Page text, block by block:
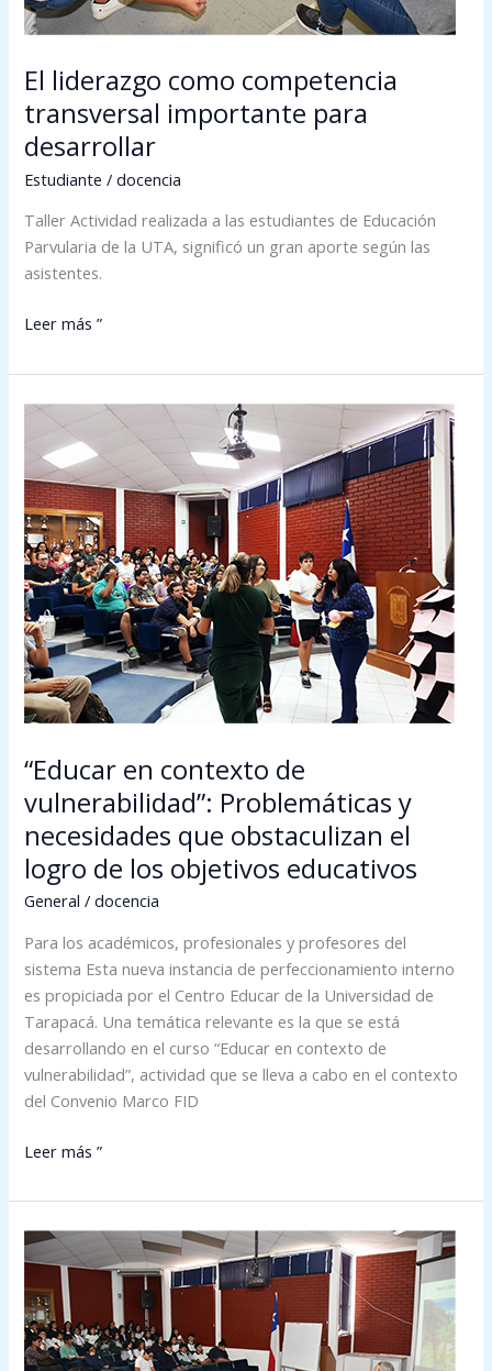
El liderazgo como competencia
transversal importante para
desarrollar
Estudiante /docencia
Taller Actividad realizada a las estudiantes de Educación
Parvularia de la UTA, significó un gran aporte según las
asistentes.
Leer más ”
“Educar en contexto de
vulnerabilidad”: Problemáticas y
necesidades que obstaculizan el
logro de los objetivos educativos
General /docencia
Para los académicos, profesionales y profesores del
sistema Esta nueva instancia de perfeccionamiento interno
es propiciada por el Centro Educar de la Universidad de
Tarapacá. Una temática relevante es la que se está
desarrollando en el curso “Educar en contexto de
vulnerabilidad”, actividad que se lleva a cabo en el contexto
del Convenio Marco FID
“Educar
contexto
de
vulnerabilidad”:
Problemáticas
y
necesidades
que
obstaculizan
el
logro
de
objetivos
educativos
Leer más ”
Nuestra
tierra,
nuestro
patrimonio:
Once